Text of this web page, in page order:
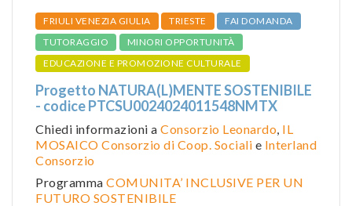
FRIULI VENEZIA GIULIA TRIESTE
FAI DOMANDA
TUTORAGGIO
MINORI OPPORTUNITÀ
EDUCAZIONE E PROMOZIONE CULTURALE
Progetto NATURA(L)MENTE SOSTENIBILE
- codice PTCSU0024024011548NMTX
Chiedi informazioni a Consorzio Leonardo, IL
MOSAICO Consorzio di Coop. Sociali e Interland
Consorzio
Programma COMUNITA’ INCLUSIVE PER UN
FUTURO SOSTENIBILE